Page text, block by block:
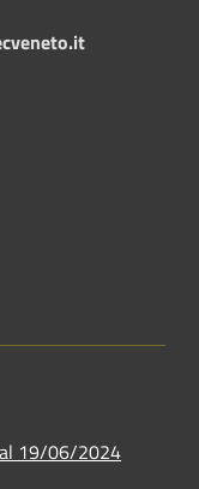
19/06/2024